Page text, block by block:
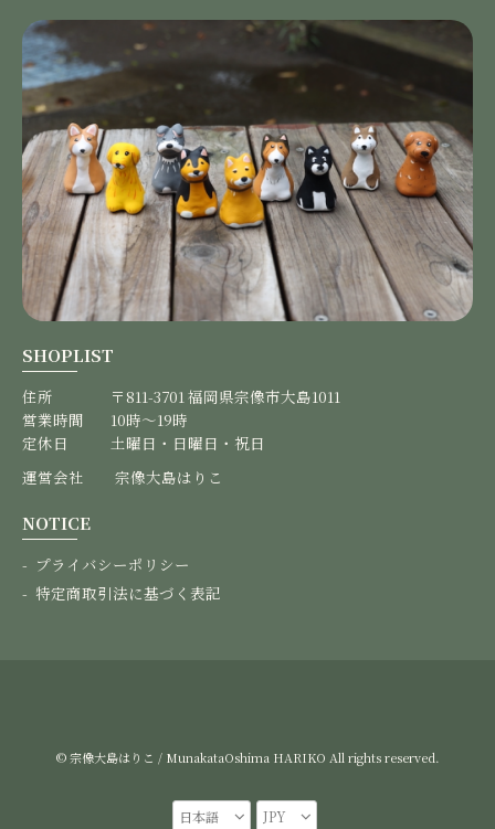
SHOPLIST
住所
〒811-3701 福岡県宗像市大島1011
営業時間
10時〜19時
定休日
土曜日・日曜日・祝日
運営会社 宗像大島はりこ
NOTICE
プライバシーポリシー
特定商取引法に基づく表記
© 宗像大島はりこ / MunakataOshima HARIKO All rights reserved.